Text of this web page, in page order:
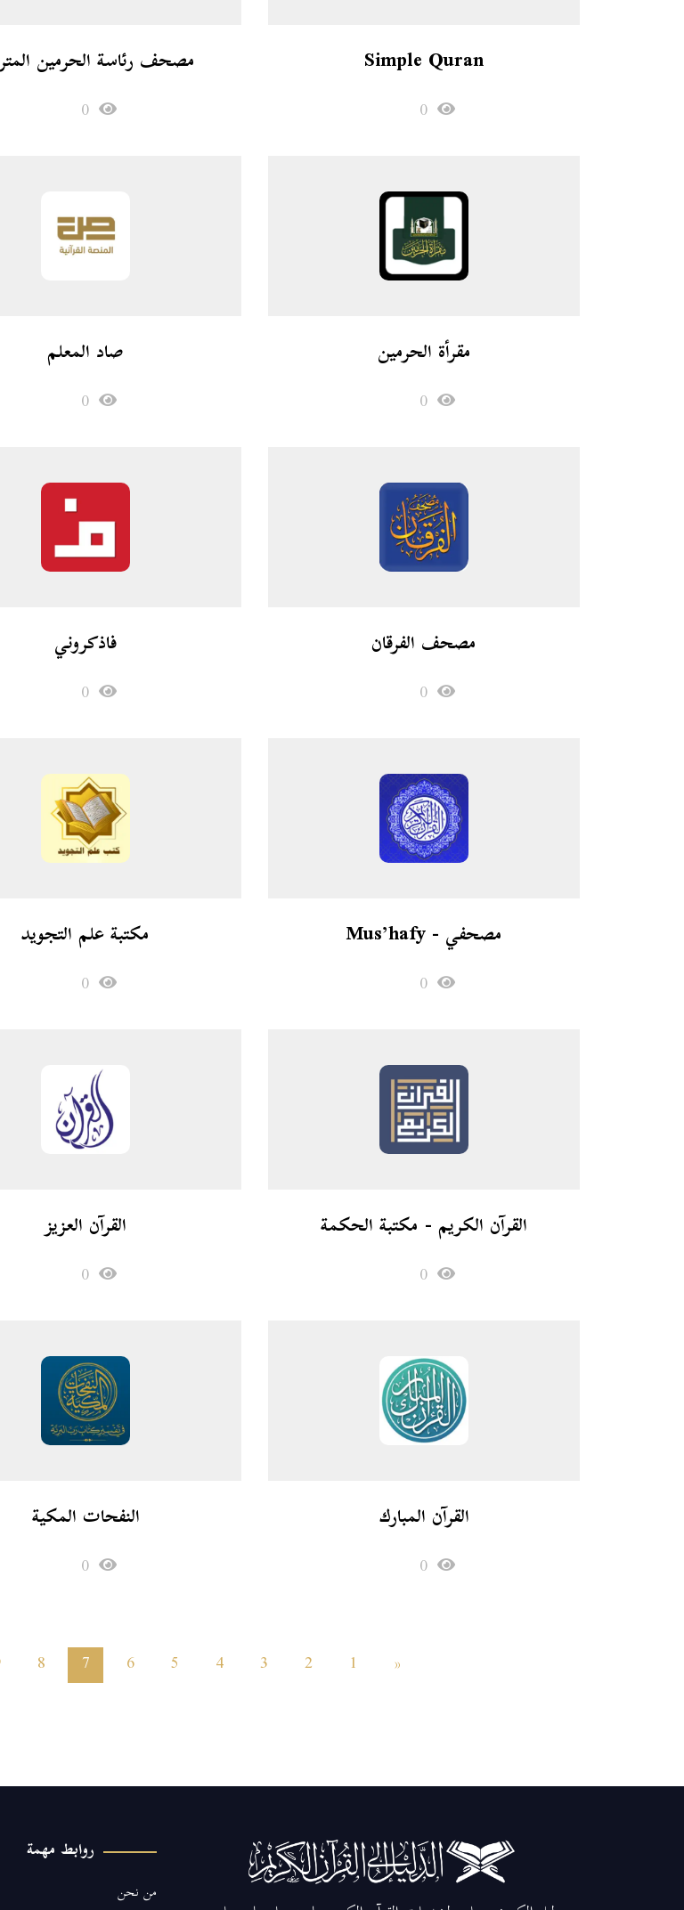
Simple Quran مصحف رئاسة الحرمين
مقرأة الحرمين صاد المعلم
مصحف الفرقان فاذكروني
مصحفي - Mus’hafy مكتبة علم التجويد
القرآن الكريم - مكتبة الحكمة القرآن العزيز
القرآن المبارك النفحات المكية
«
1
2
3
4
5
6
7
8
روابط مهمة
من نحن